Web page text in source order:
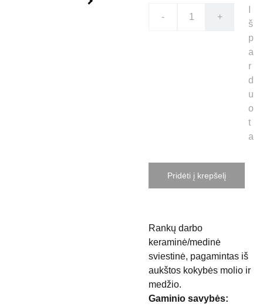
- +
š
p
a
r
d
u
o
t
a
Pridėti į krepšelį
Rankų darbo
keraminė/medinė
sviestinė, pagamintas iš
aukštos kokybės molio ir
medžio.
Gaminio savybės: